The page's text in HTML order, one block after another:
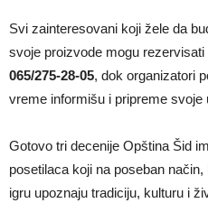
Svi zainteresovani koji žele da
svoje proizvode mogu
065/275-28-05, dok organizatori
vreme informišu i pripreme svoje
Gotovo tri decenije Opština Šid
posetilaca koji na poseban
igru upoznaju tradiciju, kulturu i